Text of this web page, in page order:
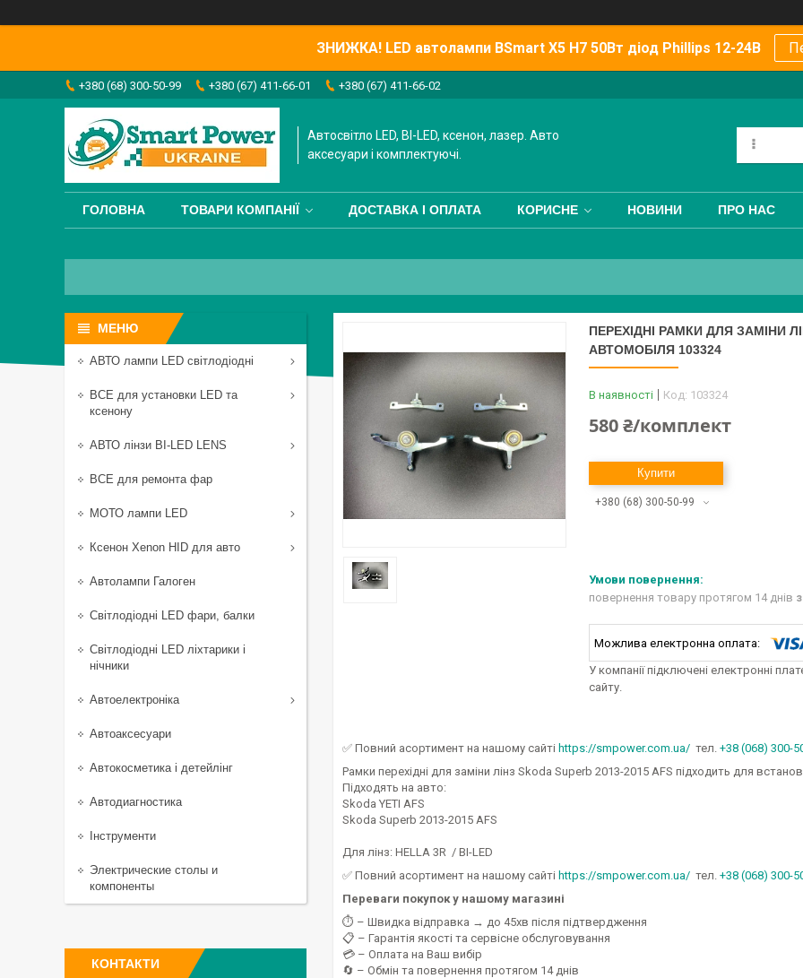
ЗНИЖКА! LED автолампи BSmart X5 H7 50Вт діод Phillips 12-24В
+380 (68) 300-50-99 +380 (67) 411-66-01 +380 (67) 411-66-02
Автосвітло LED, BI-LED, ксенон, лазер. Авто
аксесуари і комплектуючі.
ГОЛОВНА ТОВАРИ КОМПАНІЇ ДОСТАВКА І ОПЛАТА КОРИСНЕ НОВИНИ ПРО НАС
ПЕРЕХІДНІ РАМКИ ДЛЯ ЗАМІНИ
АВТОМОБІЛЯ 103324
В наявності Код: 103324
580 ₴/комплект
Купити
+380 (68) 300-50-99
повернення товару протягом 14 днів
У компанії підключені електронні
сайту.
✅ Повний асортимент на нашому сайті https://smpower.com.ua/ тел. +38 (068) 300-
Рамки перехідні для заміни лінз Skoda Superb 2013-2015 AFS підходить для
Підходять на авто:
Skoda YETI AFS
Skoda Superb 2013-2015 AFS
Для лінз: HELLA 3R / BI-LED
✅ Повний асортимент на нашому сайті https://smpower.com.ua/ тел. +38 (068) 300-
Переваги покупок у нашому магазині
⏱️ – Швидка відправка → до 45хв після підтвердження
📋 – Гарантія якості та сервісне обслуговування
💳 – Оплата на Ваш вибір
🔄 – Обмін та повернення протягом 14 днів
АВТО лампи LED світлодіодні
ВСЕ для установки LED та
ксенону
АВТО лінзи BI-LED LENS
ВСЕ для ремонта фар
МОТО лампи LED
Ксенон Xenon HID для авто
Автолампи Галоген
Світлодіодні LED фари, балки
Світлодіодні LED ліхтарики і
нічники
Автоелектроніка
Автоаксесуари
Автокосметика і детейлінг
Автодиагностика
Інструменти
Электрические столы и
компоненты
КОНТАКТИ